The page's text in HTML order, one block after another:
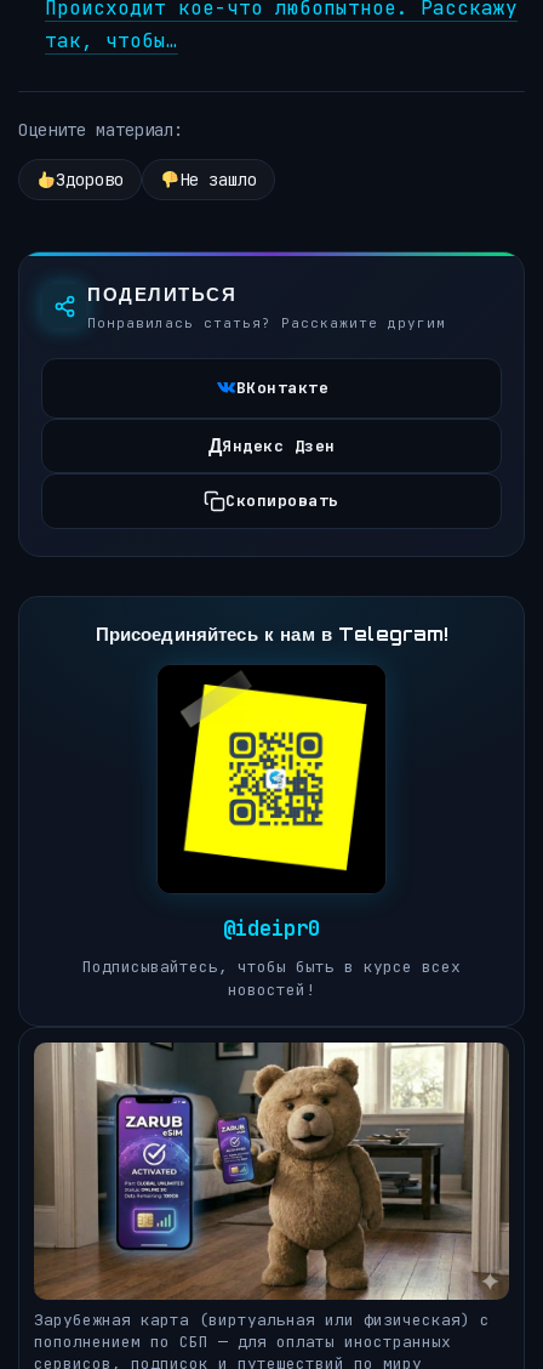
Происходит кое-что любопытное. Расскажу
так, чтобы…
Оцените материал:
Здорово Не зашло
ПОДЕЛИТЬСЯ
Понравилась статья? Расскажите другим
ВКонтакте
ДЯндекс Дзен
Скопировать
Присоединяйтесь к нам в Telegram!
@ideipr0
Подписывайтесь, чтобы быть в курсе всех
новостей!
Зарубежная карта (виртуальная или физическая) с
пополнением по СБП — для оплаты иностранных
сервисов, подписок и путешествий по миру